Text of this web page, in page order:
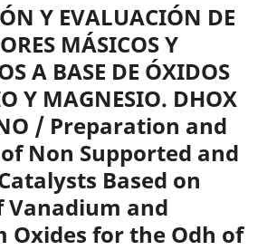
Y EVALUACIÓN DE
MÁSICOS Y
A BASE DE ÓXIDOS
Y MAGNESIO. DHOX
/ Preparation and
Non Supported and
Based on
Vanadium and
Oxides for the Odh of